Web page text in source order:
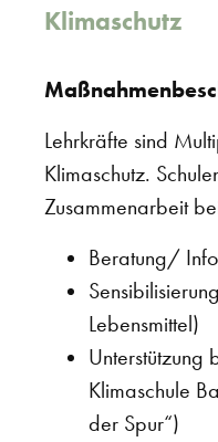
Klimaschutz
Lehrkräfte sind
Klimaschutz.
Zusammenarbeit
Beratung/
Lebensmittel)
Unterstützung
Klimaschule
der Spur“)